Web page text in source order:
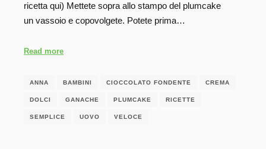
ricetta qui) Mettete sopra allo stampo del plumcake
un vassoio e copovolgete. Potete prima…
Read more
ANNA BAMBINI CIOCCOLATO FONDENTE CREMA
DOLCI GANACHE PLUMCAKE RICETTE
SEMPLICE UOVO VELOCE